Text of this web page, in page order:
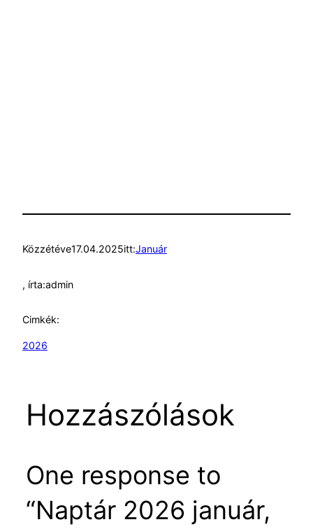
Közzétéve17.04.2025itt:Január
, írta:admin
Cimkék:
2026
Hozzászólások
One response to
“Naptár 2026 január,